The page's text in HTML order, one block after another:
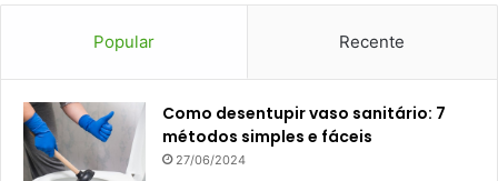
Popular Recente
Como desentupir vaso sanitário: 7
métodos simples e fáceis
27/06/2024